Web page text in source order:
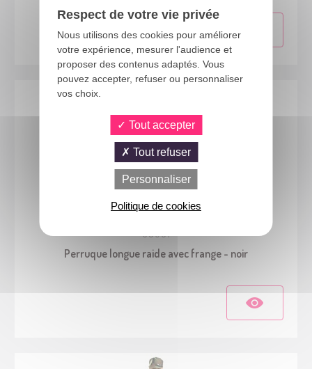
68061
Perruque longue raide avec frange - noir
Respect de votre vie privée
Nous utilisons des cookies pour améliorer
votre expérience, mesurer l'audience et
proposer des contenus adaptés. Vous
pouvez accepter, refuser ou personnaliser
vos choix.
Tout accepter
Tout refuser
Personnaliser
Politique de cookies